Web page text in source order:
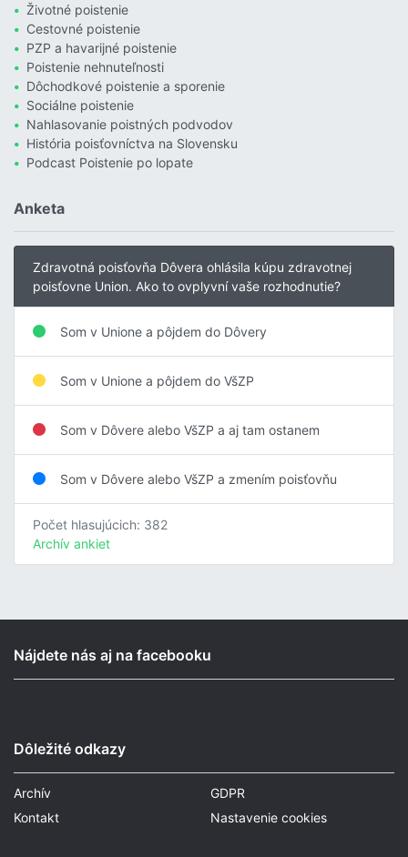
Životné poistenie
Cestovné poistenie
PZP a havarijné poistenie
Poistenie nehnuteľnosti
Dôchodkové poistenie a sporenie
Sociálne poistenie
Nahlasovanie poistných podvodov
História poisťovníctva na Slovensku
Podcast Poistenie po lopate
Anketa
Zdravotná poisťovňa Dôvera ohlásila kúpu zdravotnej
poisťovne Union. Ako to ovplyvní vaše rozhodnutie?
Som v Unione a pôjdem do Dôvery
Som v Unione a pôjdem do VšZP
Som v Dôvere alebo VšZP a aj tam ostanem
Som v Dôvere alebo VšZP a zmením poisťovňu
Počet hlasujúcich: 382
Archív ankiet
Nájdete nás aj na facebooku
Dôležité odkazy
Archív
Kontakt
GDPR
Nastavenie cookies